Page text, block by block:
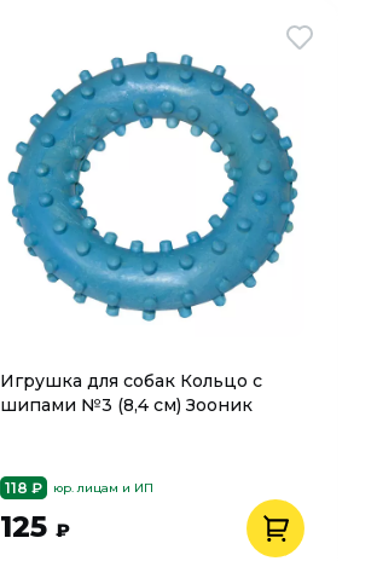
Игрушка для собак Кольцо с
шипами №3 (8,4 см) Зооник
118 ₽ юр. лицам и ИП
125 ₽